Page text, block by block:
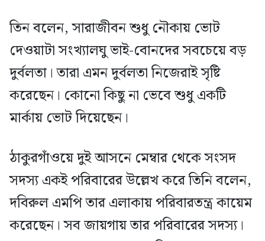
তিন বলেন, সারাজীবন শুধু নৌকায় ভোট
দেওয়াটা সংখ্যালঘু ভাই-বোনদের সবচেয়ে বড়
দুর্বলতা। তারা এমন দুর্বলতা নিজেরাই সৃষ্টি
করেছেন। কোনো কিছু না ভেবে শুধু একটি
মার্কায় ভোট দিয়েছেন।
ঠাকুরগাঁওয়ে দুই আসনে মেম্বার থেকে সংসদ
সদস্য একই পরিবারের উল্লেখ করে তিনি বলেন,
দবিরুল এমপি তার এলাকায় পরিবারতন্ত্র কায়েম
করেছেন। সব জায়গায় তার পরিবারের সদস্য।